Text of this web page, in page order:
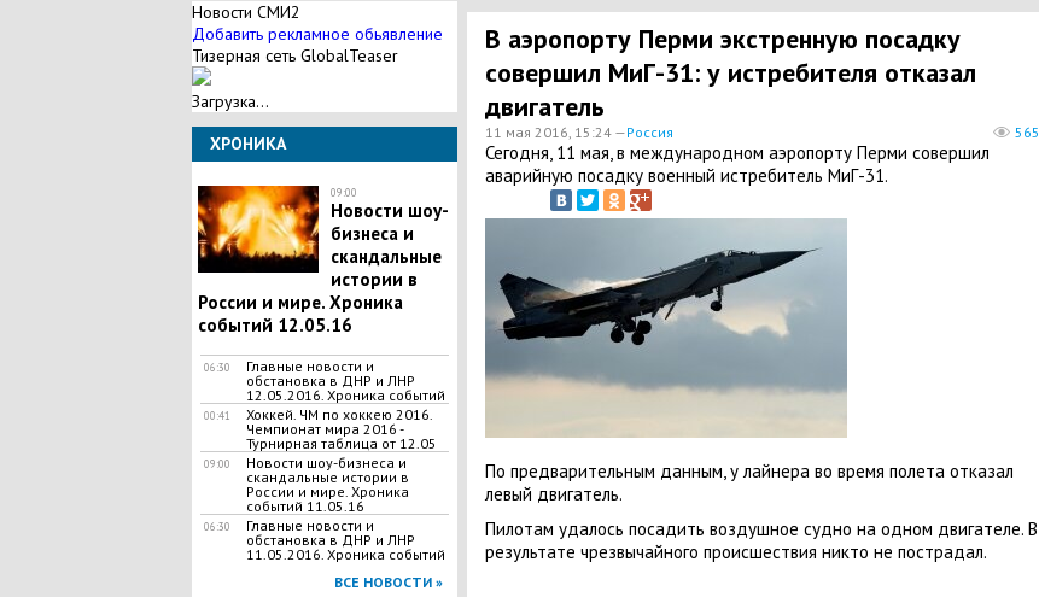
Новости СМИ2
Добавить рекламное обьявление
Тизерная сеть GlobalTeaser
Загрузка...
ХРОНИКА
09:00
Новости шоу-
бизнеса и
скандальные
истории в
России и мире. Хроника
событий 12.05.16
06:30
Главные новости и
обстановка в ДНР и ЛНР
12.05.2016. Хроника событий
00:41
Хоккей. ЧМ по хоккею 2016.
Чемпионат мира 2016 -
Турнирная таблица от 12.05
09:00
Новости шоу-бизнеса и
скандальные истории в
России и мире. Хроника
событий 11.05.16
06:30
Главные новости и
обстановка в ДНР и ЛНР
11.05.2016. Хроника событий
ВСЕ НОВОСТИ »
В аэропорту Перми экстренную посадку
совершил МиГ-31: у истребителя отказал
двигатель
11 мая 2016, 15:24 —Россия 565
Сегодня, 11 мая, в международном аэропорту Перми совершил
аварийную посадку военный истребитель МиГ-31.
По предварительным данным, у лайнера во время полета отказал
левый двигатель.
Пилотам удалось посадить воздушное судно на одном двигателе. В
результате чрезвычайного происшествия никто не пострадал.